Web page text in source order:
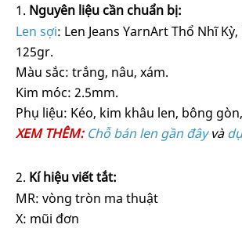
Nguyên liệu cần chuẩn bị:
Len sợi: Len Jeans YarnArt Thổ Nhĩ
125gr.
Màu sắc: trắng, nâu, xám.
Kim móc: 2.5mm.
Phụ liệu: Kéo, kim khâu len, bông
XEM THÊM: Chỗ bán len gần đâyvà
Kí hiệu viết tắt:
MR: vòng tròn ma thuật
X: mũi đơn